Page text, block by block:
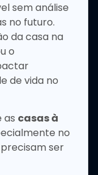
sem análise
no futuro.
da casa na
o
de vida no
as casas à
no
ser